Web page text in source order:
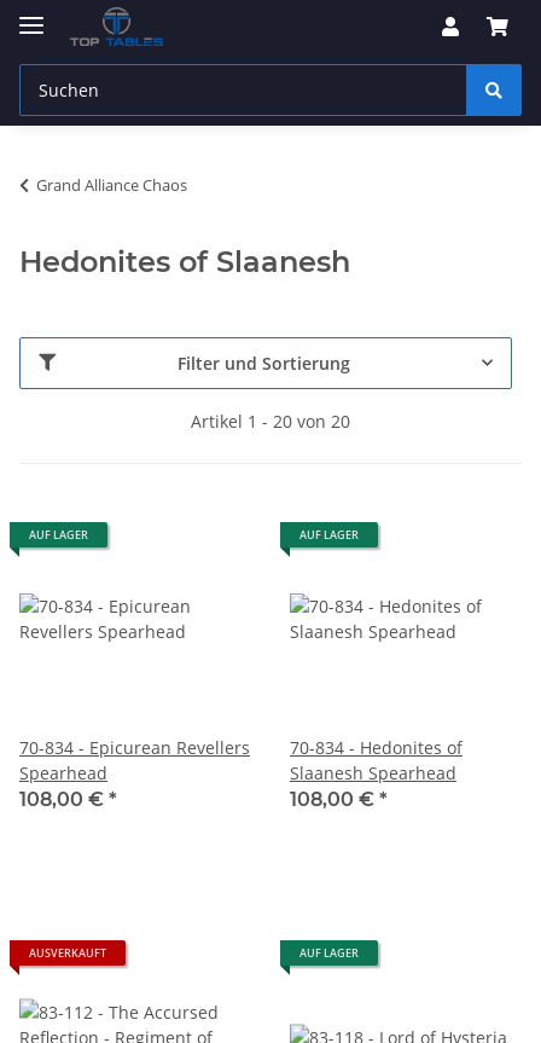
Grand Alliance Chaos
Hedonites of Slaanesh
Filter und Sortierung
Artikel 1 - 20 von 20
AUF LAGER
70-834 - Epicurean Revellers
Spearhead
108,00 € *
AUF LAGER
70-834 - Hedonites of
Slaanesh Spearhead
108,00 € *
AUSVERKAUFT AUF LAGER